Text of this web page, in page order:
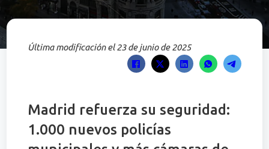
Última modificación el 23 de junio de 2025
Madrid refuerza su seguridad:
1.000 nuevos policías